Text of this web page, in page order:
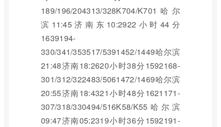
189/196/204313/328K704/K701哈尔
滨11:45济南东10:2922小时44分
1639194-
330/341/353517/5391452/1449哈尔滨
21:48济南18:2620小时38分1592168-
301/312/322483/5061472/1469哈尔滨
20:55济南18:4321小时48分1621171-
307/318/330494/516K58/K55哈尔滨
09:47济南05:2319小时36分1592191-